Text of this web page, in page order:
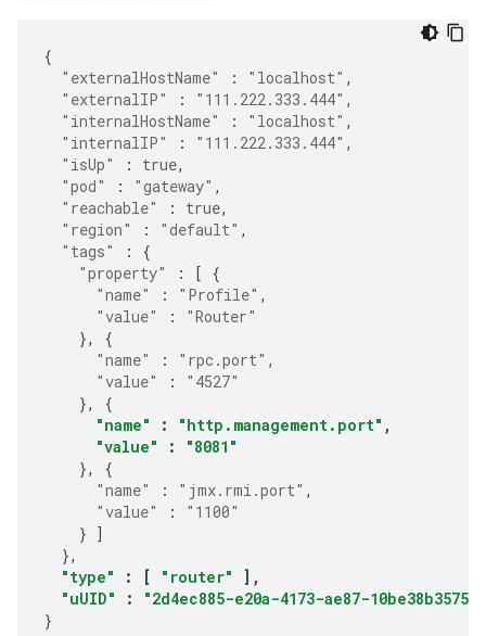
{
"externalHostName"
: "localhost" ,
"externalIP"
: "111.222.333.444" ,
"internalHostName"
: "localhost" ,
"internalIP"
: "111.222.333.444" ,
"isUp"
: true,
"pod"
: "gateway" ,
"reachable"
: true,
"region"
: "default" ,
"tags"
:
{
"property"
: [ {
"name"
: "Profile" ,
"value"
:
"Router"
},
{
"name"
: "rpc.port" ,
"value"
:
"4527"
},
{
"name"
: "http.management.port" ,
"value"
:
"8081"
},
{
"name"
: "jmx.rmi.port" ,
"value"
:
"1100"
} ]
},
"type"
: [ "router"
],
"uUID"
:
"2d4ec885-e20a-4173-ae87-10be38b35750"
}